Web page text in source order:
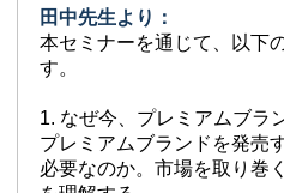
田中先生より：
本セミナーを通じて、以下
す。
1. なぜ今、プレミアムブラ
プレミアムブランドを発売
必要なのか。市場を取り巻